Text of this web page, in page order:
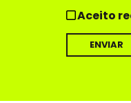
Aceito